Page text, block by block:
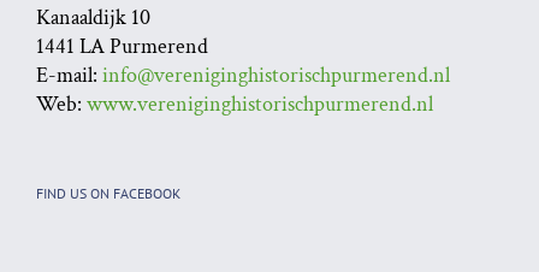
Kanaaldijk 10
1441 LA Purmerend
E-mail: info@vereniginghistorischpurmerend.nl
Web: www.vereniginghistorischpurmerend.nl
FIND US ON FACEBOOK